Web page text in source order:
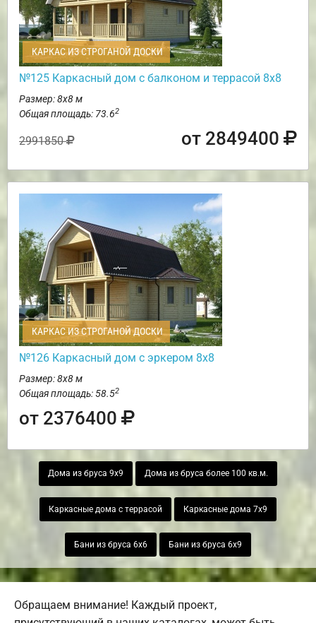
КАРКАС ИЗ СТРОГАНОЙ ДОСКИ
№125 Каркасный дом с балконом и террасой 8х8
Размер: 8х8 м
Общая площадь: 73.62
2991850 от 2849400
КАРКАС ИЗ СТРОГАНОЙ ДОСКИ
№126 Каркасный дом с эркером 8х8
Размер: 8х8 м
Общая площадь: 58.52
от 2376400
Дома из бруса 9х9 Дома из бруса более 100 кв.м.
Каркасные дома с террасой Каркасные дома 7х9
Бани из бруса 6х6 Бани из бруса 6х9
Обращаем внимание! Каждый проект,